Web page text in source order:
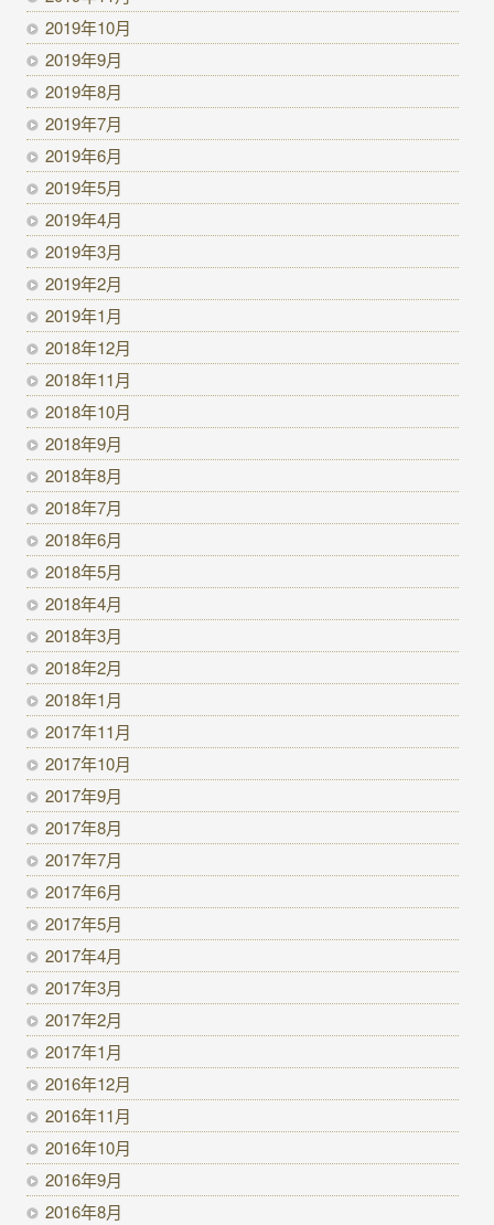
2019年10月
2019年9月
2019年8月
2019年7月
2019年6月
2019年5月
2019年4月
2019年3月
2019年2月
2019年1月
2018年12月
2018年11月
2018年10月
2018年9月
2018年8月
2018年7月
2018年6月
2018年5月
2018年4月
2018年3月
2018年2月
2018年1月
2017年11月
2017年10月
2017年9月
2017年8月
2017年7月
2017年6月
2017年5月
2017年4月
2017年3月
2017年2月
2017年1月
2016年12月
2016年11月
2016年10月
2016年9月
2016年8月